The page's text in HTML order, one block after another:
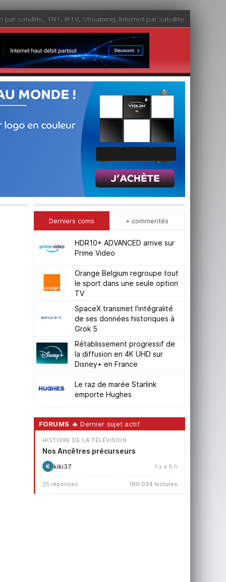
par satellite, TNT, IPTV, Streaming, Internet par satellite
Derniers coms + commentés
HDR10+ ADVANCED arrive sur
Prime Video
Orange Belgium regroupe tout
le sport dans une seule option
TV
SpaceX transmet l'intégralité
de ses données historiques à
Grok 5
Rétablissement progressif de
la diffusion en 4K UHD sur
Disney+ en France
Le raz de marée Starlink
emporte Hughes
FORUMS 🔥 Dernier sujet actif
HISTOIRE DE LA TÉLÉVISION
Nos Ancêtres précurseurs
K kiki37 il y a 6 h
25 réponses 190 034 lectures